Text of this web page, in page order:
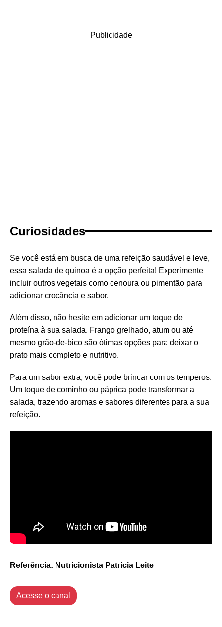
Publicidade
Curiosidades
Se você está em busca de uma refeição saudável e leve,
essa salada de quinoa é a opção perfeita! Experimente
incluir outros vegetais como cenoura ou pimentão para
adicionar crocância e sabor.
Além disso, não hesite em adicionar um toque de
proteína à sua salada. Frango grelhado, atum ou até
mesmo grão-de-bico são ótimas opções para deixar o
prato mais completo e nutritivo.
Para um sabor extra, você pode brincar com os temperos.
Um toque de cominho ou páprica pode transformar a
salada, trazendo aromas e sabores diferentes para a sua
refeição.
Referência: Nutricionista Patricia Leite
Acesse o canal